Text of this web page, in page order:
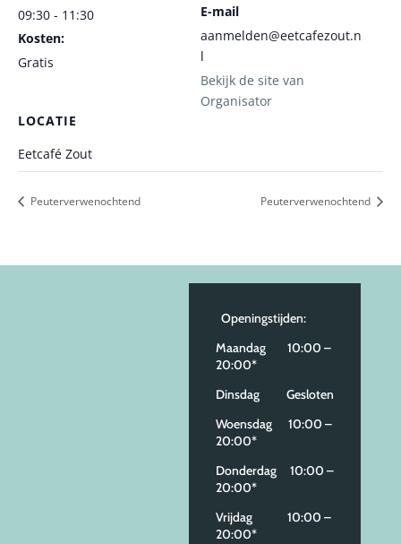
09:30 - 11:30
Kosten:
Gratis
LOCATIE
Eetcafé Zout
E-mail
aanmelden@eetcafezout.n
l
Bekijk de site van
Organisator
Peuterverwenochtend Peuterverwenochtend
Openingstijden:
Maandag 10:00 –
20:00*
Dinsdag Gesloten
Woensdag 10:00 –
20:00*
Donderdag 10:00 –
20:00*
Vrijdag 10:00 –
20:00*